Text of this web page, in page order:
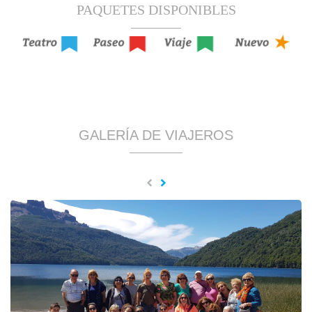
PAQUETES DISPONIBLES
GALERÍA DE VIAJEROS